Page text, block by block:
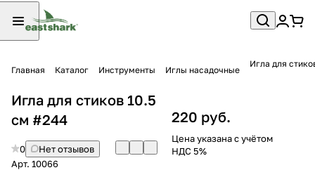
Главная Каталог Инструменты Иглы насадочные
Игла для
Игла для стиков 10.5
см #244
0
Нет отзывов
Арт. 10066
220 руб.
Цена указана с учётом
НДС 5%